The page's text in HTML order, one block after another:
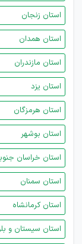
استان زنجان
استان همدان
استان مازندران
استان یزد
استان هرمزگان
استان بوشهر
استان خراسان
استان سمنان
استان کرمانشاه
استان سیستان و